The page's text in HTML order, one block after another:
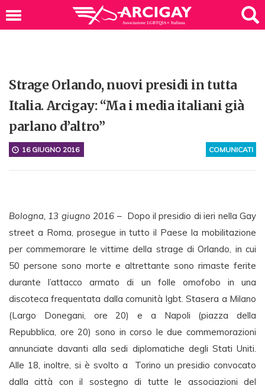
Strage Orlando, nuovi presidi in tutta
Italia. Arcigay: “Ma i media italiani già
parlano d’altro”
COMUNICATI
16 GIUGNO 2016
Bologna, 13 giugno 2016 – Dopo il presidio di ieri nella Gay
street a Roma, prosegue in tutto il Paese la mobilitazione
per commemorare le vittime della strage di Orlando, in cui
50 persone sono morte e altrettante sono rimaste ferite
durante l’attacco armato di un folle omofobo in una
discoteca frequentata dalla comunità lgbt. Stasera a Milano
(Largo Donegani, ore 20) e a Napoli (piazza della
Repubblica, ore 20) sono in corso le due commemorazioni
annunciate davanti alla sedi diplomatiche degli Stati Uniti.
Alle 18, inoltre, si è svolto a Torino un presidio convocato
dalla città con il sostegno di tutte le associazioni del